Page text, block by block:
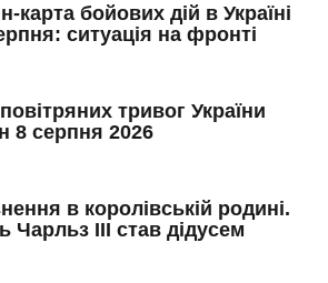
карта бойових дій в Україні
ситуація на фронті
тривог України
8 серпня 2026
в королівській родині.
Чарльз III став дідусем